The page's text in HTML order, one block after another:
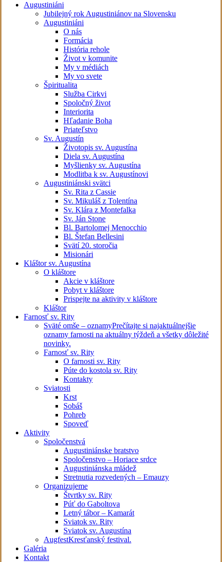
Augustiniáni
Jubilejný rok Augustiniánov na Slovensku
Augustiniáni
O nás
Formácia
História rehole
Život v komunite
My v médiách
My vo svete
Špiritualita
Služba Cirkvi
Spoločný život
Interiorita
Hľadanie Boha
Priateľstvo
Sv. Augustín
Životopis sv. Augustína
Diela sv. Augustína
Myšlienky sv. Augustína
Modlitba k sv. Augustínovi
Augustiniánski svätci
Sv. Rita z Cassie
Sv. Mikuláš z Tolentína
Sv. Klára z Montefalka
Sv. Ján Stone
Bl. Bartolomej Menocchio
Bl. Štefan Bellesini
Svätí 20. storočia
Misionári
Kláštor sv. Augustína
O kláštore
Akcie v kláštore
Pobyt v kláštore
Prispejte na aktivity v kláštore
Kláštor
Farnosť sv. Rity
Sväté omše – oznamyPrečítajte si najaktuálnejšie
oznamy farnosti na aktuálny týždeň a všetky dôležité
novinky.
Farnosť sv. Rity
O farnosti sv. Rity
Púte do kostola sv. Rity
Kontakty
Sviatosti
Krst
Sobáš
Pohreb
Spoveď
Aktivity
Spoločenstvá
Augustiniánske bratstvo
Spoločenstvo – Horiace srdce
Augustiniánska mládež
Stretnutia rozvedených – Emauzy
Organizujeme
Štvrtky sv. Rity
Púť do Gaboltova
Letný tábor – Kamarát
Sviatok sv. Rity
Sviatok sv. Augustína
AugfestKresťanský festival.
Galéria
Kontakt